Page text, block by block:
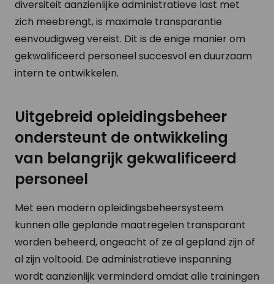
diversiteit aanzienlijke administratieve last met
zich meebrengt, is maximale transparantie
eenvoudigweg vereist. Dit is de enige manier om
gekwalificeerd personeel succesvol en duurzaam
intern te ontwikkelen.
Uitgebreid opleidingsbeheer
ondersteunt de ontwikkeling
van belangrijk gekwalificeerd
personeel
Met een modern opleidingsbeheersysteem
kunnen alle geplande maatregelen transparant
worden beheerd, ongeacht of ze al gepland zijn of
al zijn voltooid. De administratieve inspanning
wordt aanzienlijk verminderd omdat alle trainingen